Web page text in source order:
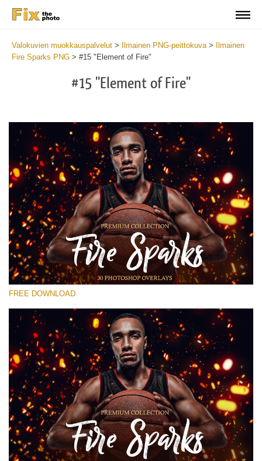
Valokuvien muokkauspalvelut > Ilmainen PNG-peittokuva>
Ilmainen
Fire Sparks PNG > #15 "Element of Fire"
#15 "Element of Fire"
Please select
Small 800*533px
Fire Sparks
(30 Overlays)
Large 6000*4000px
Light Sparkling
(740 Overlays)
Large 6000*4000px
FREE DOWNLOAD